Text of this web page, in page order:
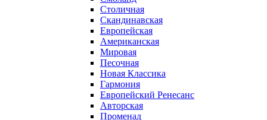
Столичная
Скандинавская
Европейская
Американская
Мировая
Песочная
Новая Классика
Гармония
Европейский Ренесанс
Авторская
Променад